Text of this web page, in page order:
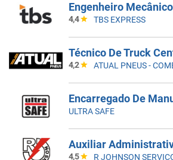
Engenheiro
4,4 TBS EXPRESS
Técnico De Truck
4,2
ULTRA SAFE
Auxiliar
4,5 R JOHNSON